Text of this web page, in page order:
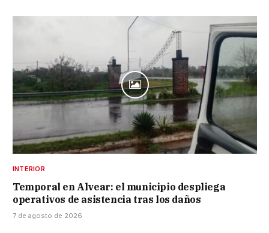
INTERIOR
Temporal en Alvear: el municipio despliega
operativos de asistencia tras los daños
7 de agosto de 2026